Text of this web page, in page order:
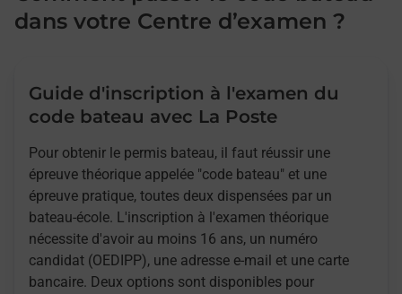
dans votre Centre d’examen ?
Guide d'inscription à l'examen du
code bateau avec La Poste
Pour obtenir le permis bateau, il faut réussir une
épreuve théorique appelée "code bateau" et une
épreuve pratique, toutes deux dispensées par un
bateau-école. L'inscription à l'examen théorique
nécessite d'avoir au moins 16 ans, un numéro
candidat (OEDIPP), une adresse e-mail et une carte
bancaire. Deux options sont disponibles pour